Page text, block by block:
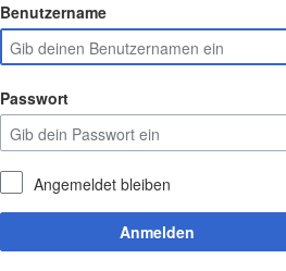
Benutzername
Passwort
Angemeldet bleiben
Anmelden